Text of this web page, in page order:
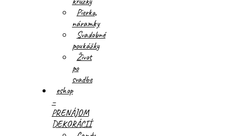
Pierka,
náramky
Svadobné
poukážky
Život
po
svadbe
eshop
–
PRENÁJOM
DEKORÁCIÍ